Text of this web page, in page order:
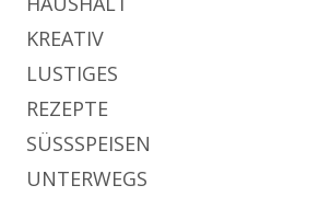
KREATIV
LUSTIGES
REZEPTE
SÜSSSPEISEN
UNTERWEGS